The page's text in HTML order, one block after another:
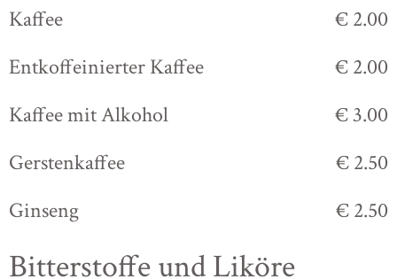
Kaffee
€ 2.00
Entkoffeinierter Kaffee
€ 2.00
Kaffee mit Alkohol
€ 3.00
Gerstenkaffee
€ 2.50
Ginseng
€ 2.50
Bitterstoffe und Liköre